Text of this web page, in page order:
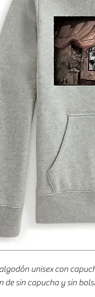
unisex con
de sin capucha y sin